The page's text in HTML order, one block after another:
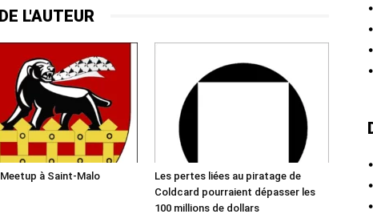
L'AUTEUR
à Saint-Malo
Les pertes liées au piratage de
Coldcard pourraient dépasser les
100 millions de dollars
•
•
•
•
•
•
•